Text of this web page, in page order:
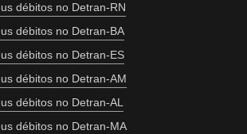
débitos no Detran-RN
débitos no Detran-BA
débitos no Detran-ES
débitos no Detran-AM
débitos no Detran-AL
débitos no Detran-MA